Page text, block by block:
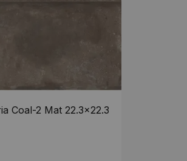
Coal-2 Mat 22.3x22.3